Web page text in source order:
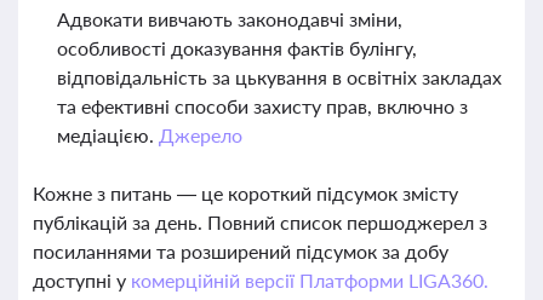
Адвокати вивчають законодавчі зміни,
особливості доказування фактів булінгу,
відповідальність за цькування в освітніх закладах
та ефективні способи захисту прав, включно з
медіацією. Джерело
Кожне з питань — це короткий підсумок змісту
публікацій за день. Повний список першоджерел з
посиланнями та розширений підсумок за добу
доступні у комерційній версії Платформи LIGA360.